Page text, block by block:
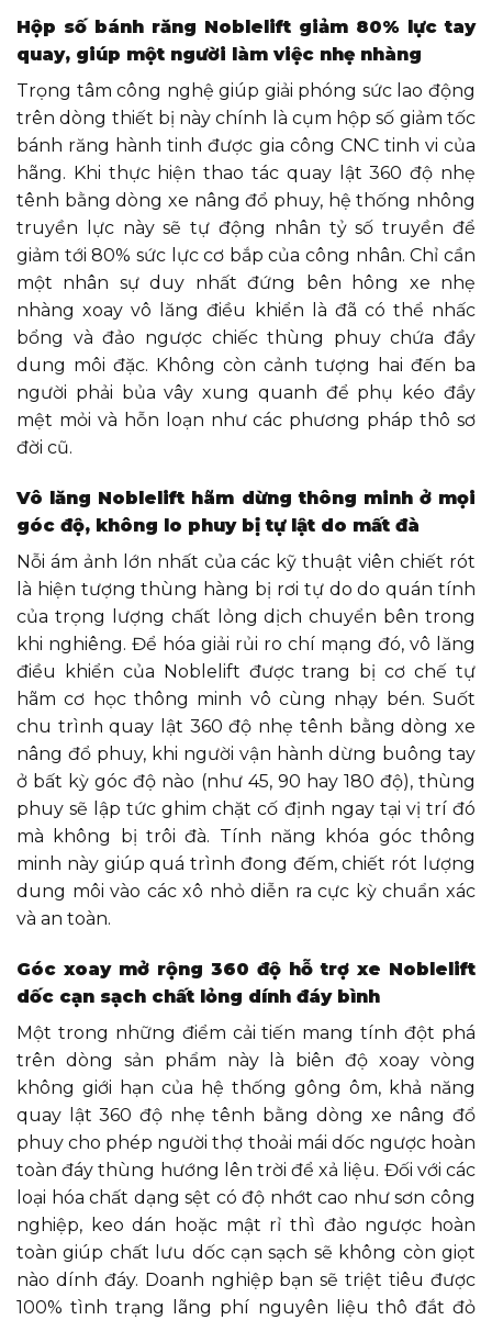
Hộp số bánh răng Noblelift giảm 80% lực tay
quay, giúp một người làm việc nhẹ nhàng
Trọng tâm công nghệ giúp giải phóng sức lao động
trên dòng thiết bị này chính là cụm hộp số giảm tốc
bánh răng hành tinh được gia công CNC tinh vi của
hãng. Khi thực hiện thao tác quay lật 360 độ nhẹ
tênh bằng dòng xe nâng đổ phuy, hệ thống nhông
truyền lực này sẽ tự động nhân tỷ số truyền để
giảm tới 80% sức lực cơ bắp của công nhân. Chỉ cần
một nhân sự duy nhất đứng bên hông xe nhẹ
nhàng xoay vô lăng điều khiển là đã có thể nhấc
bổng và đảo ngược chiếc thùng phuy chứa đầy
dung môi đặc. Không còn cảnh tượng hai đến ba
người phải bủa vây xung quanh để phụ kéo đầy
mệt mỏi và hỗn loạn như các phương pháp thô sơ
đời cũ.
Vô lăng Noblelift hãm dừng thông minh ở mọi
góc độ, không lo phuy bị tự lật do mất đà
Nỗi ám ảnh lớn nhất của các kỹ thuật viên chiết rót
là hiện tượng thùng hàng bị rơi tự do do quán tính
của trọng lượng chất lỏng dịch chuyển bên trong
khi nghiêng. Để hóa giải rủi ro chí mạng đó, vô lăng
điều khiển của Noblelift được trang bị cơ chế tự
hãm cơ học thông minh vô cùng nhạy bén. Suốt
chu trình quay lật 360 độ nhẹ tênh bằng dòng xe
nâng đổ phuy, khi người vận hành dừng buông tay
ở bất kỳ góc độ nào (như 45, 90 hay 180 độ), thùng
phuy sẽ lập tức ghim chặt cố định ngay tại vị trí đó
mà không bị trôi đà. Tính năng khóa góc thông
minh này giúp quá trình đong đếm, chiết rót lượng
dung môi vào các xô nhỏ diễn ra cực kỳ chuẩn xác
và an toàn.
Góc xoay mở rộng 360 độ hỗ trợ xe Noblelift
dốc cạn sạch chất lỏng dính đáy bình
Một trong những điểm cải tiến mang tính đột phá
trên dòng sản phẩm này là biên độ xoay vòng
không giới hạn của hệ thống gông ôm, khả năng
quay lật 360 độ nhẹ tênh bằng dòng xe nâng đổ
phuy cho phép người thợ thoải mái dốc ngược hoàn
toàn đáy thùng hướng lên trời để xả liệu. Đối với các
loại hóa chất dạng sệt có độ nhớt cao như sơn công
nghiệp, keo dán hoặc mật rỉ thì đảo ngược hoàn
toàn giúp chất lưu dốc cạn sạch sẽ không còn giọt
nào dính đáy. Doanh nghiệp bạn sẽ triệt tiêu được
100% tình trạng lãng phí nguyên liệu thô đắt đỏ